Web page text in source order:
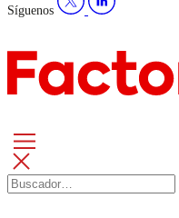
Síguenos